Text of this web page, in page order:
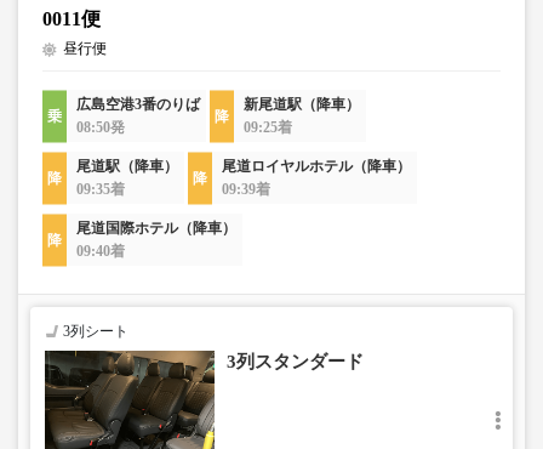
0011便
昼行便
広島空港3番のりば
08:50発
新尾道駅（降車）
09:25着
尾道駅（降車）
09:35着
尾道ロイヤルホテル（降車）
09:39着
尾道国際ホテル（降車）
09:40着
3列シート
3列スタンダード